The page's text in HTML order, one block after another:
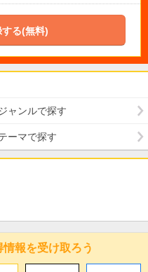
る(無料)
ャンルで探す
ーマで探す
報を受け取ろう